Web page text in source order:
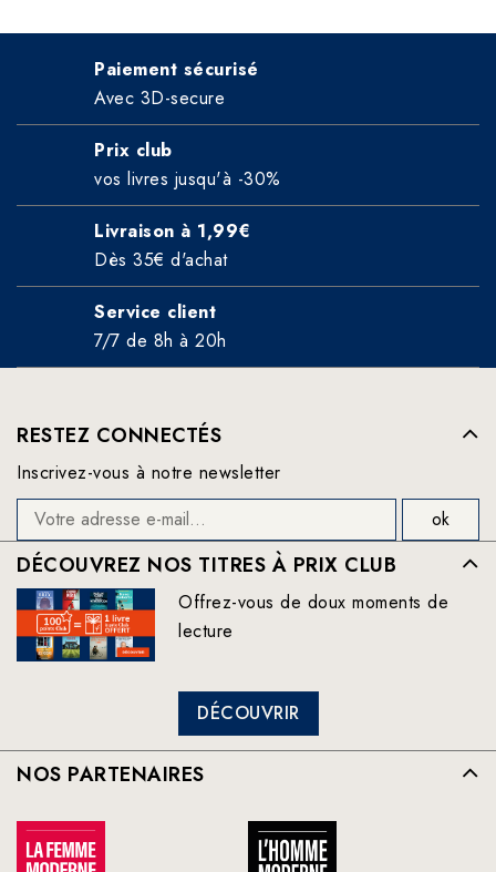
Paiement sécurisé
Avec 3D-secure
Prix club
vos livres jusqu'à -30%
Livraison à 1,99€
Dès 35€ d'achat
Service client
7/7 de 8h à 20h
RESTEZ CONNECTÉS
Inscrivez-vous à notre newsletter
DÉCOUVREZ NOS TITRES À PRIX CLUB
Offrez-vous de doux moments de
lecture
DÉCOUVRIR
NOS PARTENAIRES